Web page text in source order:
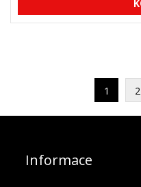
1 2
Informace